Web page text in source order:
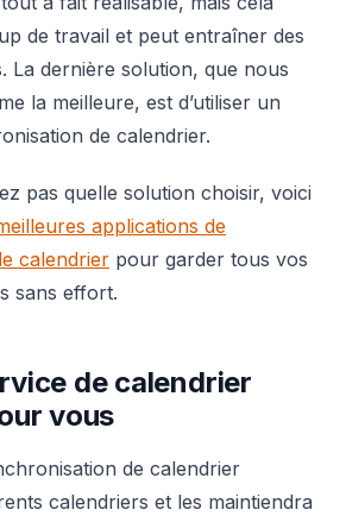
de travail et peut entraîner des
La dernière solution, que nous
la meilleure, est d’utiliser un
de calendrier.
pas quelle solution choisir, voici
applications de
calendrier pour garder tous vos
sans effort.
de calendrier
vous
de calendrier
calendriers et les maintiendra